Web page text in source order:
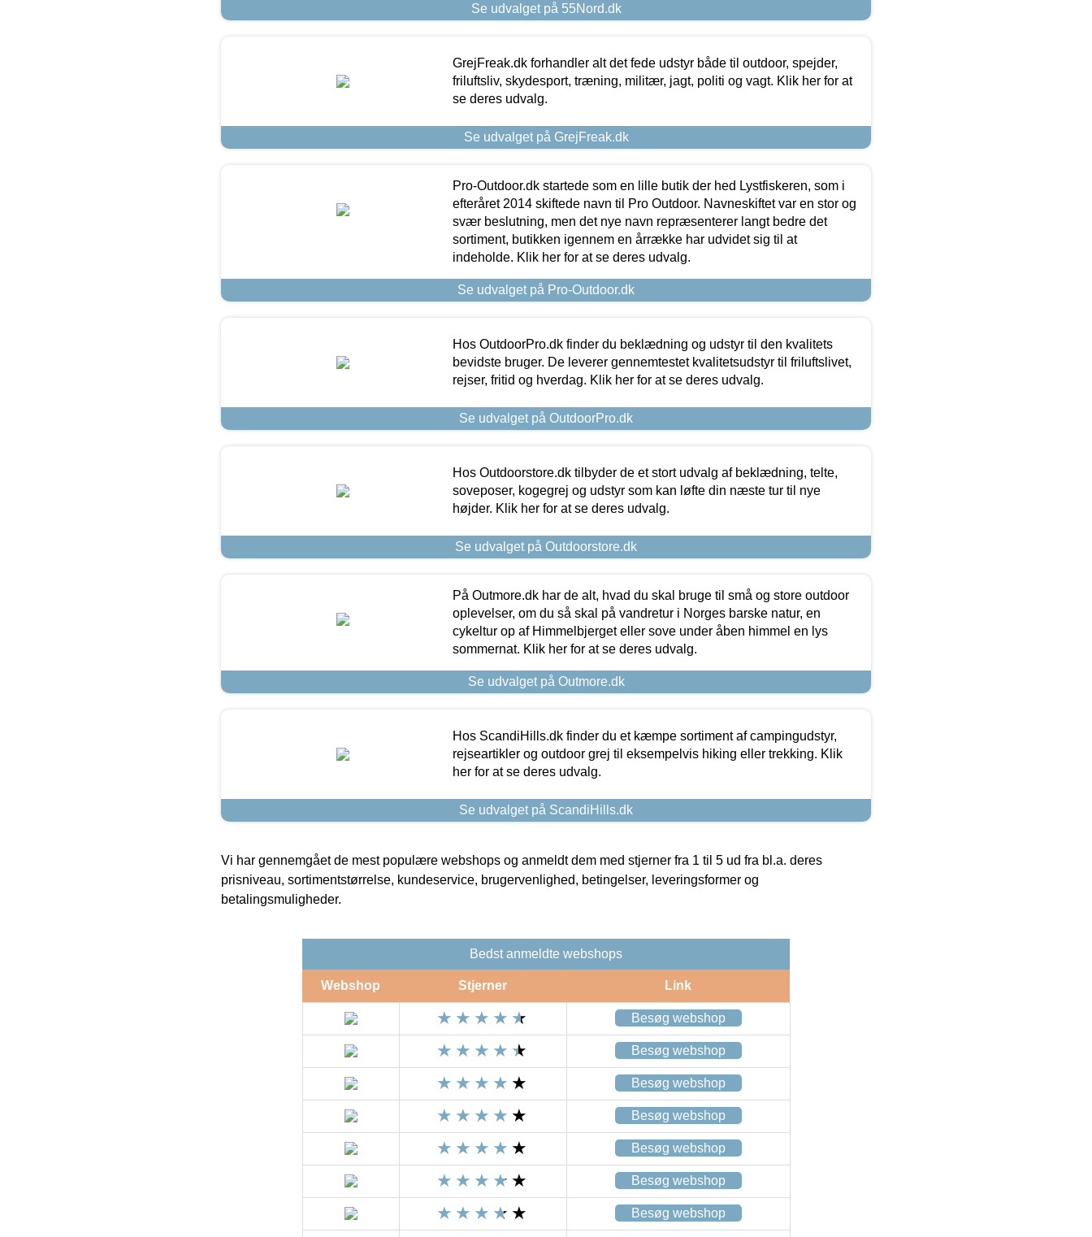
Se udvalget på 55Nord.dk
GrejFreak.dk forhandler alt det fede udstyr både til outdoor, spejder,
friluftsliv, skydesport, træning, militær, jagt, politi og vagt. Klik her for at
se deres udvalg.
Se udvalget på GrejFreak.dk
Pro-Outdoor.dk startede som en lille butik der hed Lystfiskeren, som i
efteråret 2014 skiftede navn til Pro Outdoor. Navneskiftet var en stor og
svær beslutning, men det nye navn repræsenterer langt bedre det
sortiment, butikken igennem en årrække har udvidet sig til at
indeholde. Klik her for at se deres udvalg.
Se udvalget på Pro-Outdoor.dk
Hos OutdoorPro.dk finder du beklædning og udstyr til den kvalitets
bevidste bruger. De leverer gennemtestet kvalitetsudstyr til friluftslivet,
rejser, fritid og hverdag. Klik her for at se deres udvalg.
Se udvalget på OutdoorPro.dk
Hos Outdoorstore.dk tilbyder de et stort udvalg af beklædning, telte,
soveposer, kogegrej og udstyr som kan løfte din næste tur til nye
højder. Klik her for at se deres udvalg.
Se udvalget på Outdoorstore.dk
På Outmore.dk har de alt, hvad du skal bruge til små og store outdoor
oplevelser, om du så skal på vandretur i Norges barske natur, en
cykeltur op af Himmelbjerget eller sove under åben himmel en lys
sommernat. Klik her for at se deres udvalg.
Se udvalget på Outmore.dk
Hos ScandiHills.dk finder du et kæmpe sortiment af campingudstyr,
rejseartikler og outdoor grej til eksempelvis hiking eller trekking. Klik
her for at se deres udvalg.
Se udvalget på ScandiHills.dk
Vi har gennemgået de mest populære webshops og anmeldt dem med stjerner fra 1 til 5 ud fra bl.a. deres
prisniveau, sortimentstørrelse, kundeservice, brugervenlighed, betingelser, leveringsformer og
betalingsmuligheder.
Bedst anmeldte webshops
Webshop Stjerner Link
Besøg webshop
Besøg webshop
Besøg webshop
Besøg webshop
Besøg webshop
Besøg webshop
Besøg webshop